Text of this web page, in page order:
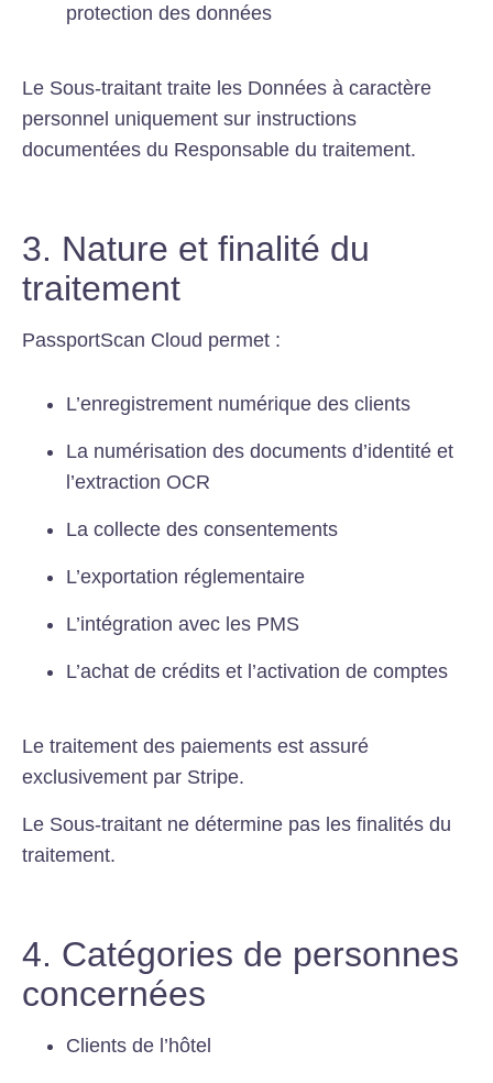
protection des données
Le Sous-traitant traite les Données à caractère
personnel uniquement sur instructions
documentées du Responsable du traitement.
3. Nature et finalité du
traitement
PassportScan Cloud permet :
L’enregistrement numérique des clients
La numérisation des documents d’identité et
l’extraction OCR
La collecte des consentements
L’exportation réglementaire
L’intégration avec les PMS
L’achat de crédits et l’activation de comptes
Le traitement des paiements est assuré
exclusivement par Stripe.
Le Sous-traitant ne détermine pas les finalités du
traitement.
4. Catégories de personnes
concernées
Clients de l’hôtel